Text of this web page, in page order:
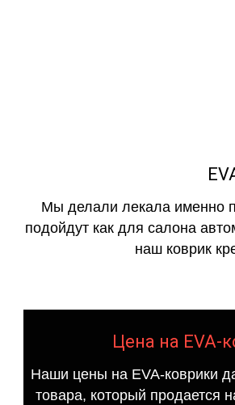
Мы делали лекала именно
подойдут как для салона
наш коврик
Цена на EVA-
Наши цены на EVA-коврики
товара, который продается